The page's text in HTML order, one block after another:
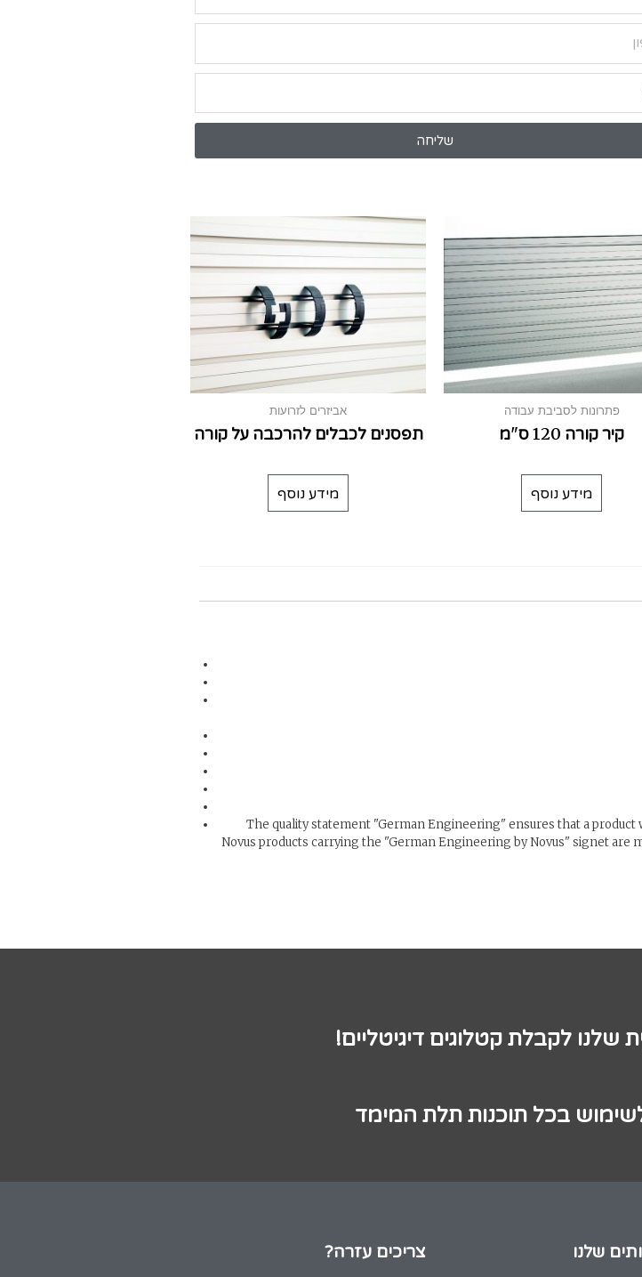
שליחה
פתרונות לסביבת עבודה
קיר קורה 120 ס"מ
מידע נוסף
אביזרים לזרועות
תפסנים לכבלים להרכבה על קורה
מידע נוסף
The quality statement "German Engineering" ensures that a
Novus products carrying the "German Engineering by Novus" signet
לקבלת קטלוגים דיגיטליים!
בכל תוכנות תלת המימד
שלנו צריכים עזרה?